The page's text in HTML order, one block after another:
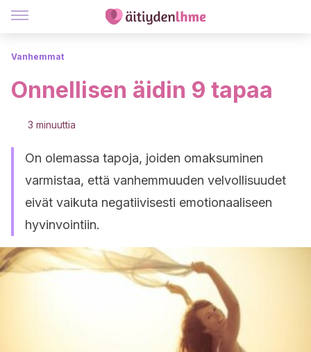
Vanhemmat
Onnellisen äidin 9 tapaa
3 minuuttia
On olemassa tapoja, joiden omaksuminen
varmistaa, että vanhemmuuden velvollisuudet
eivät vaikuta negatiivisesti emotionaaliseen
hyvinvointiin.